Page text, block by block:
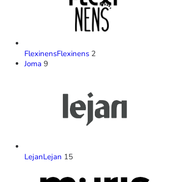
FlexinensFlexinens 2
Joma 9
LejanLejan 15